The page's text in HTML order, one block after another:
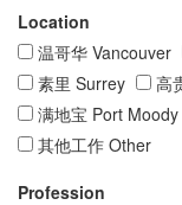
Location
温哥华 Vancouver
素里 Surrey
高
满地宝 Port Moody
其他工作 Other
Profession